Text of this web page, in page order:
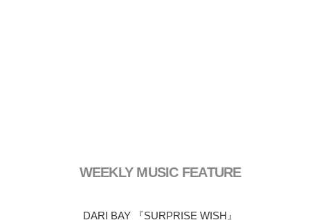
WEEKLY MUSIC FEATURE
DARI BAY 『SURPRISE WISH』